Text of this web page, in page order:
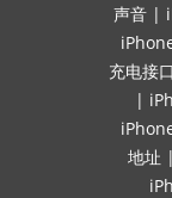
声音 |
充电接口
|
地址 |